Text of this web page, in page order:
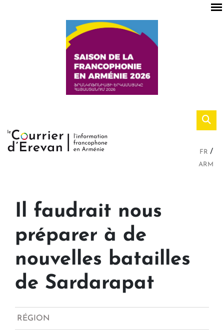
FR
ARM
Il faudrait nous
préparer à de
nouvelles batailles
de Sardarapat
RÉGION